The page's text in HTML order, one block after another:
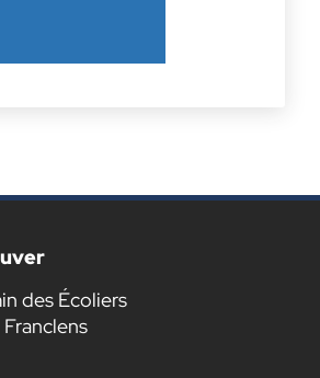
des Écoliers
Franclens